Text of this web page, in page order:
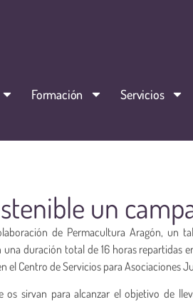
Formación Servicios
un
de Permacultura Aragón, un
duración total de 16 horas repartidas
el Centro de Servicios para Asociaciones
sirvan para alcanzar el objetivo de